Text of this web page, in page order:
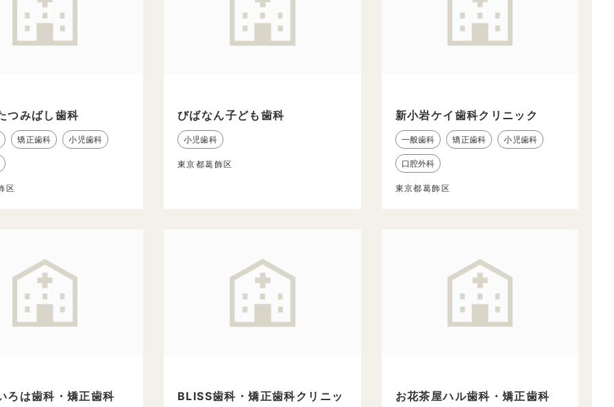
つみばし歯科
矯正歯科 小児歯科
区
びばなん子ども歯科
小児歯科
東京都葛飾区
新小岩ケイ歯科クリニック
一般歯科 矯正歯科 小児歯科
口腔外科
東京都葛飾区
ろは歯科・矯正歯科
BLISS歯科・矯正歯科クリニッ
お花茶屋ハル歯科・矯正歯科